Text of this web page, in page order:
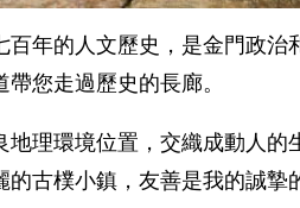
百年的人文歷史，是金門政
您走過歷史的長廊。
地理環境位置，交織成動人
古樸小鎮，友善是我的誠摯